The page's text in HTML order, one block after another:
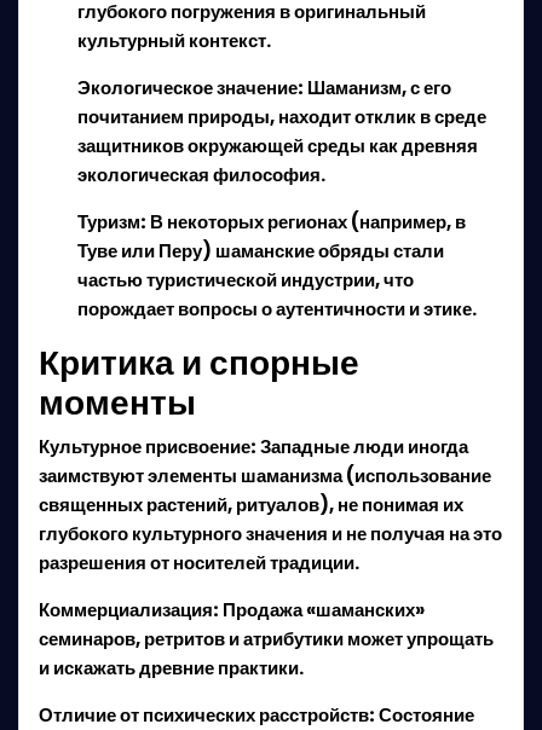
глубокого погружения в оригинальный
культурный контекст.
Экологическое значение: Шаманизм, с его
почитанием природы, находит отклик в среде
защитников окружающей среды как древняя
экологическая философия.
Туризм: В некоторых регионах (например, в
Туве или Перу) шаманские обряды стали
частью туристической индустрии, что
порождает вопросы о аутентичности и этике.
Критика и спорные
моменты
Культурное присвоение:Западные люди иногда
заимствуют элементы шаманизма (использование
священных растений, ритуалов), не понимая их
глубокого культурного значения и не получая на это
разрешения от носителей традиции.
Коммерциализация: Продажа «шаманских»
семинаров, ретритов и атрибутики может упрощать
и искажать древние практики.
Отличие от психических расстройств:Состояние